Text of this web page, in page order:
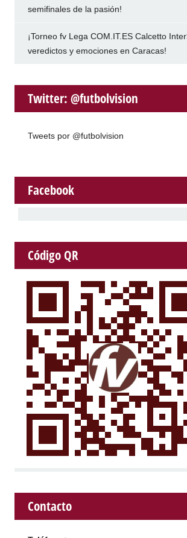
semifinales de la pasión!
¡Torneo fv Lega COM.IT.ES Calcetto
veredictos y emociones en Caracas!
Twitter: @futbolvision
Tweets por @futbolvision
Facebook
Código QR
Contacto